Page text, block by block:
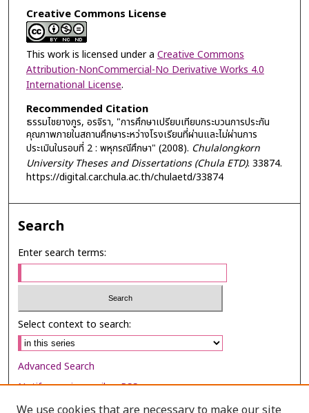
Creative Commons License
This work is licensed under a Creative Commons
Attribution-NonCommercial-No Derivative Works 4.0
International License.
Recommended Citation
ธรรมไชยางกูร, อรจิรา, "การศึกษาเปรียบเทียบกระบวนการประกัน
คุณภาพภายในสถานศึกษาระหว่างโรงเรียนที่ผ่านและไม่ผ่านการ
ประเมินในรอบที่ 2 : พหุกรณีศึกษา" (2008). Chulalongkorn
University Theses and Dissertations (Chula ETD). 33874.
https://digital.car.chula.ac.th/chulaetd/33874
Search
Enter search terms:
Select context to search:
Advanced Search
Notify me via email orRSS